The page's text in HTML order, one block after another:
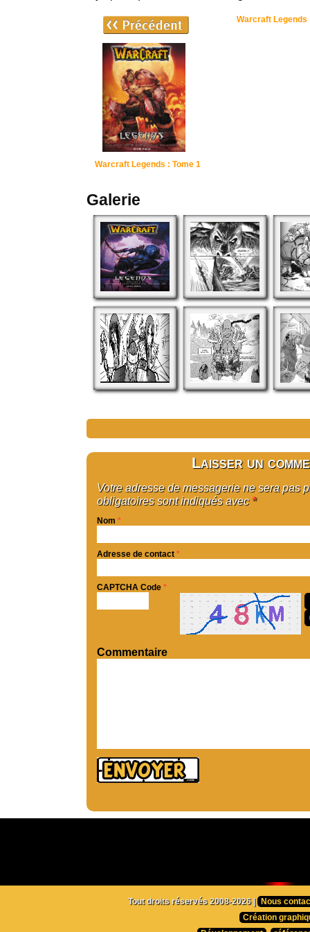
Warcraft Legends : Tome 1
Warcraft Legends
Galerie
Laisser un
Votre adresse de messagerie ne sera pas
obligatoires sont indiqués avec *
Nom *
Adresse de contact *
CAPTCHA Code *
Commentaire
Tout droits réservés 2008-2026 |
Nous
Création